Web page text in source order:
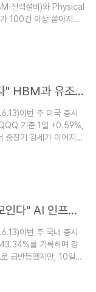
전력설비)와 Physical
100건 이상 쏟아지며
대감이 재확인됐고, 현
[주간 미장 ETF 분석 (26Y25W)] "미장 멱살 잡고 간다" HBM과 유조선이 만든 역대급 랠리
이번 주 미국 증시
기준 1일 +0.59%,
장기 강세가 이어지는
한 절대 수익률이 아
[주간 국내 ETF 분석 (26Y25W)] "결국 돈은 여기로 모인다" AI 인프라가 멱살 잡는 장세
이번 주 국내 증시
를 기록하며 강
급반등했지만, 10일
일 다중 추세의 일관